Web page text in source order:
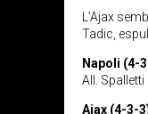
L’Ajax
Tadic,
Napoli (4-
All. Spalletti
Ajax (4-3-